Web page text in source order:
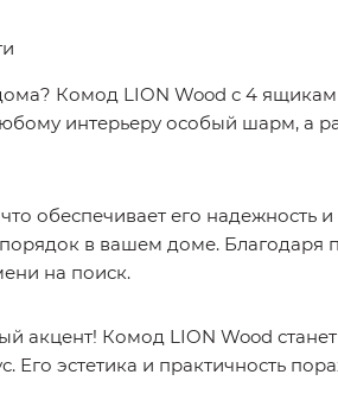
Комод LION Wood с 4
интерьеру особый шарм, а
обеспечивает его надежность
в вашем доме. Благодаря
на поиск.
акцент! Комод LION Wood
эстетика и практичность